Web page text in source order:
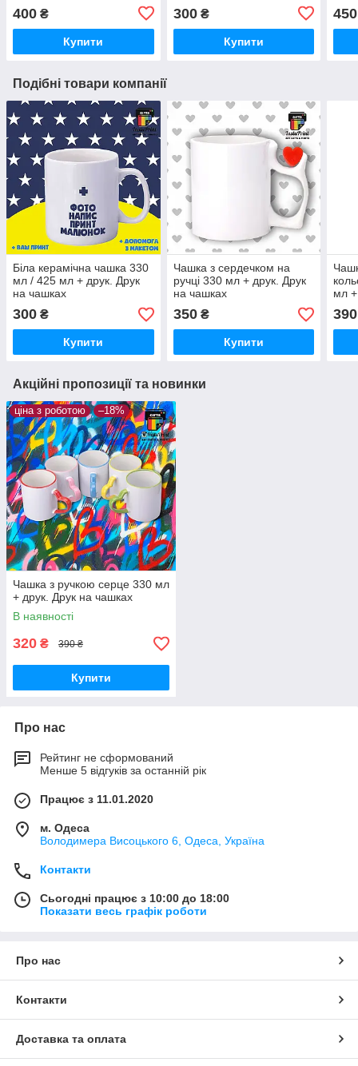
400 ₴
Купити
300₴
Купити
450
Подібні товари компанії
Біла керамічна чашка 330
мл / 425 мл + друк. Друк
на чашках
300 ₴
Купити
Чашка з сердечком на
ручці 330 мл + друк. Друк
на чашках
350₴
Купити
мл
390
Акційні пропозиції та новинки
ціна з роботою –18%
Чашка з ручкою серце 330 мл
+ друк. Друк на чашках
В наявності
320 ₴ 390 ₴
Купити
Про нас
Рейтинг не сформований
Менше 5 відгуків за останній рік
Працює з 11.01.2020
м. Одеса
Володимера Висоцького 6, Одеса, Україна
Контакти
Сьогодні працює з 10:00 до 18:00
Показати весь графік роботи
Про нас
Контакти
Доставка та оплата